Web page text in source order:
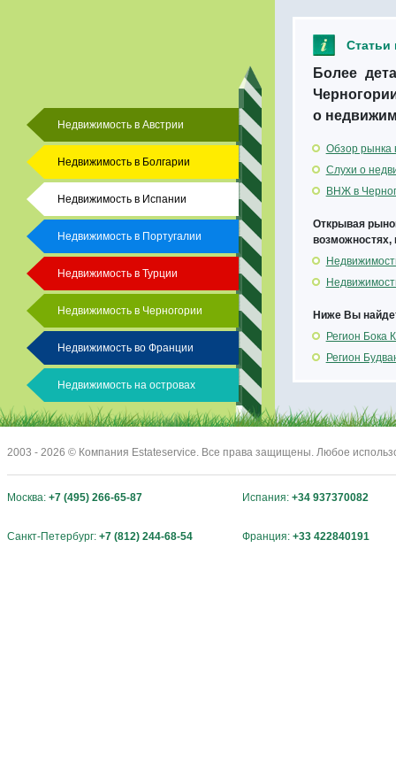
Статьи
Более
о
Обзор рынка
Слухи о
ВНЖ в
Открывая
возможностях,
Ниже Вы
Регион Бока
Регион
Недвижимость в Австрии
Недвижимость в Болгарии
Недвижимость в Испании
Недвижимость в Португалии
Недвижимость в Турции
Недвижимость в Черногории
Недвижимость во Франции
Недвижимость на островах
2003 - 2026 © Компания Estateservice. Все права защищены. Любое
Москва: +7 (495) 266-65-87 Испания: +34 937370082
Санкт-Петербург: +7 (812) 244-68-54 Франция: +33 422840191